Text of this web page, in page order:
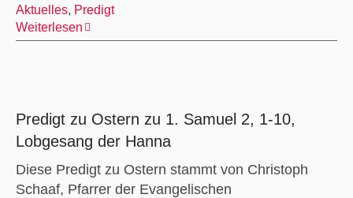
Aktuelles, Predigt
Weiterlesen
Predigt zu Ostern zu 1. Samuel 2, 1-10,
Lobgesang der Hanna
Diese Predigt zu Ostern stammt von Christoph
Schaaf, Pfarrer der Evangelischen